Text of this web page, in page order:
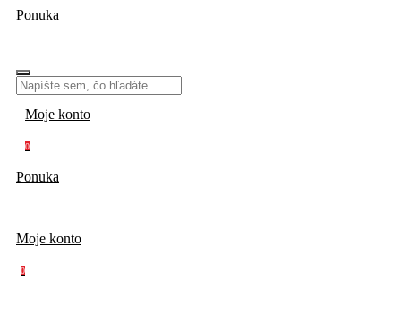
Ponuka
Moje konto
0
Ponuka
Moje konto
0